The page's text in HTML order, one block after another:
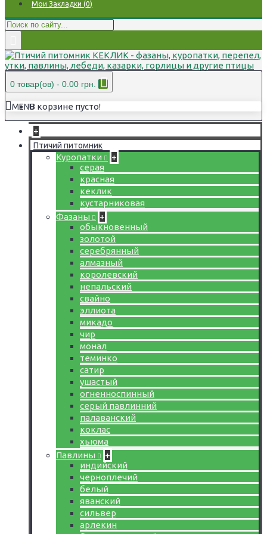
Мои Закладки (0)
0 товар(ов) - 0.00 грн.
В корзине пусто!
MENU
+
Птичий питомник
Куропатки
+
серая
красная
кеклик
кустарниковая
Фазаны
+
обыкновенный
золотой
серебрянный
алмазный
королевский
непальский
свайно
эллиота
микадо
чир
монал
теминко
сатир
ушастый
огненноспинный
серый павлинний
палаванский
коклас
хьюма
Павлины
+
индийский
черноплечий
белый
яванский
сильвер
арлекин